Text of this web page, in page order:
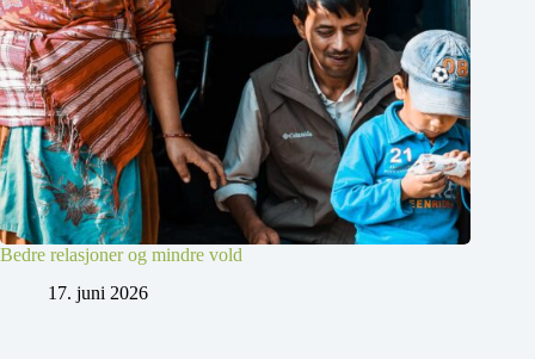
Bedre relasjoner og mindre vold
17. juni 2026